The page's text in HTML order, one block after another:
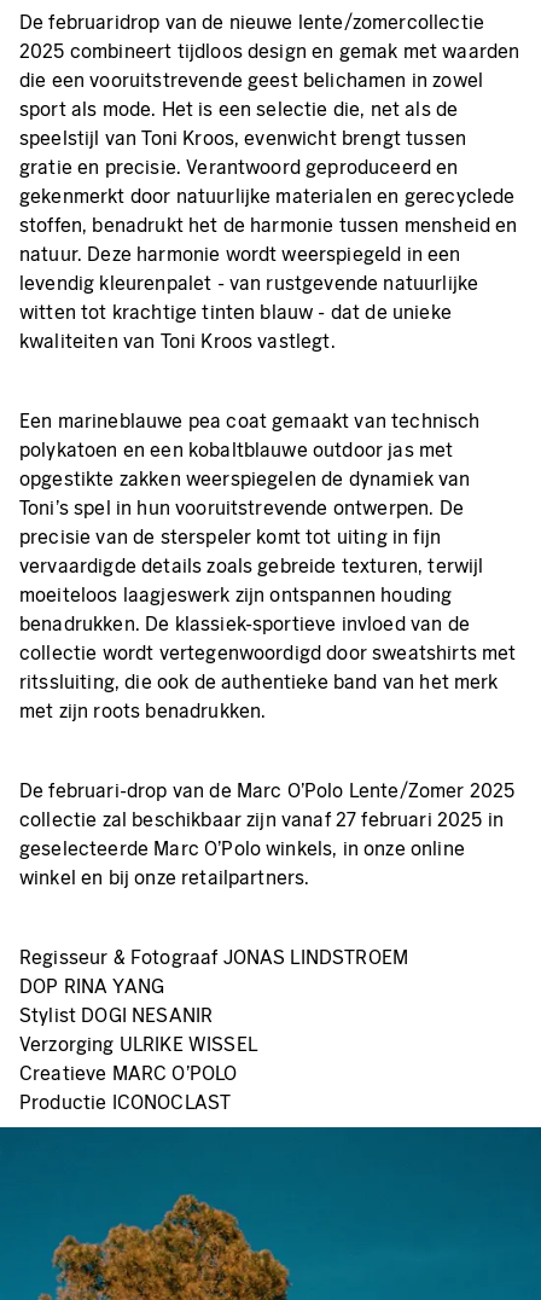
De februaridrop van de nieuwe lente/zomercollectie
2025 combineert tijdloos design en gemak met waarden
die een vooruitstrevende geest belichamen in zowel
sport als mode. Het is een selectie die, net als de
speelstijl van Toni Kroos, evenwicht brengt tussen
gratie en precisie. Verantwoord geproduceerd en
gekenmerkt door natuurlijke materialen en gerecyclede
stoffen, benadrukt het de harmonie tussen mensheid en
natuur. Deze harmonie wordt weerspiegeld in een
levendig kleurenpalet - van rustgevende natuurlijke
witten tot krachtige tinten blauw - dat de unieke
kwaliteiten van Toni Kroos vastlegt.
Een marineblauwe pea coat gemaakt van technisch
polykatoen en een kobaltblauwe outdoor jas met
opgestikte zakken weerspiegelen de dynamiek van
Toni's spel in hun vooruitstrevende ontwerpen. De
precisie van de sterspeler komt tot uiting in fijn
vervaardigde details zoals gebreide texturen, terwijl
moeiteloos laagjeswerk zijn ontspannen houding
benadrukken. De klassiek-sportieve invloed van de
collectie wordt vertegenwoordigd door sweatshirts met
ritssluiting, die ook de authentieke band van het merk
met zijn roots benadrukken.
De februari-drop van de Marc O'Polo Lente/Zomer 2025
collectie zal beschikbaar zijn vanaf 27 februari 2025 in
geselecteerde Marc O'Polo winkels, in onze online
winkel en bij onze retailpartners.
Regisseur & Fotograaf JONAS LINDSTROEM
DOP RINA YANG
Stylist DOGI NESANIR
Verzorging ULRIKE WISSEL
Creatieve MARC O'POLO
Productie ICONOCLAST